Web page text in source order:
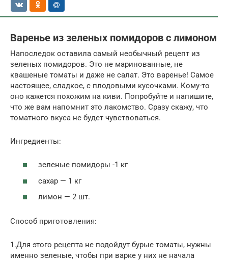
Варенье из зеленых помидоров с лимоном
Напоследок оставила самый необычный рецепт из
зеленых помидоров. Это не маринованные, не
квашеные томаты и даже не салат. Это варенье! Самое
настоящее, сладкое, с плодовыми кусочками. Кому-то
оно кажется похожим на киви. Попробуйте и напишите,
что же вам напомнит это лакомство. Сразу скажу, что
томатного вкуса не будет чувствоваться.
Ингредиенты:
зеленые помидоры -1 кг
сахар — 1 кг
лимон — 2 шт.
Способ приготовления:
1.Для этого рецепта не подойдут бурые томаты, нужны
именно зеленые, чтобы при варке у них не начала